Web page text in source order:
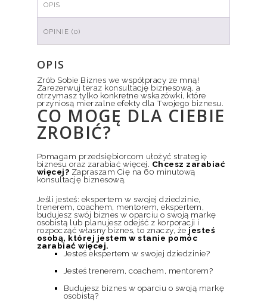
OPIS
OPINIE (0)
OPIS
Zrób Sobie Biznes we współpracy ze mną!
Zarezerwuj teraz konsultację biznesową, a
otrzymasz tylko konkretne wskazówki, które
przyniosą mierzalne efekty dla Twojego biznesu.
CO MOGĘ DLA CIEBIE
ZROBIĆ?
Pomagam przedsiębiorcom ułożyć strategię
biznesu oraz zarabiać więcej. Chcesz zarabiać
więcej? Zapraszam Cię na 60 minutową
konsultację biznesową.
Jeśli jesteś: ekspertem w swojej dziedzinie,
trenerem, coachem, mentorem, ekspertem,
budujesz swój biznes w oparciu o swoją markę
osobistą lub planujesz odejść z korporacji i
rozpocząć własny biznes, to znaczy, że jesteś
osobą, której jestem w stanie pomóc
zarabiać więcej.
Jesteś ekspertem w swojej dziedzinie?
Jesteś trenerem, coachem, mentorem?
Budujesz biznes w oparciu o swoją markę
osobistą?